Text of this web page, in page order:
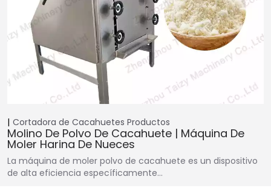
Cortadora de Cacahuetes Productos
Molino De Polvo De Cacahuete | Máquina De
Moler Harina De Nueces
La máquina de moler polvo de cacahuete es un dispositivo
de alta eficiencia específicamente…